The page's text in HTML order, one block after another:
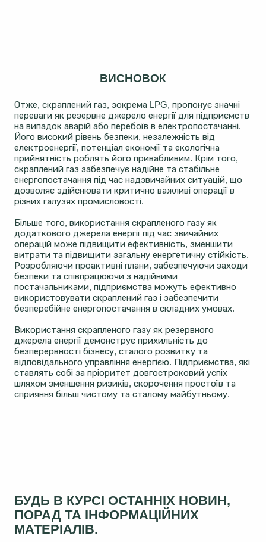
ВИСНОВОК
Отже, скраплений газ, зокрема LPG, пропонує значні
переваги як резервне джерело енергії для підприємств
на випадок аварій або перебоїв в електропостачанні.
Його високий рівень безпеки, незалежність від
електроенергії, потенціал економії та екологічна
прийнятність роблять його привабливим. Крім того,
скраплений газ забезпечує надійне та стабільне
енергопостачання під час надзвичайних ситуацій, що
дозволяє здійснювати критично важливі операції в
різних галузях промисловості.
Більше того, використання скрапленого газу як
додаткового джерела енергії під час звичайних
операцій може підвищити ефективність, зменшити
витрати та підвищити загальну енергетичну стійкість.
Розробляючи проактивні плани, забезпечуючи заходи
безпеки та співпрацюючи з надійними
постачальниками, підприємства можуть ефективно
використовувати скраплений газ і забезпечити
безперебійне енергопостачання в складних умовах.
Використання скрапленого газу як резервного
джерела енергії демонструє прихильність до
безперервності бізнесу, сталого розвитку та
відповідального управління енергією. Підприємства, які
ставлять собі за пріоритет довгостроковий успіх
шляхом зменшення ризиків, скорочення простоїв та
сприяння більш чистому та сталому майбутньому.
БУДЬ В КУРСІ ОСТАННІХ НОВИН,
ПОРАД ТА ІНФОРМАЦІЙНИХ
МАТЕРІАЛІВ.